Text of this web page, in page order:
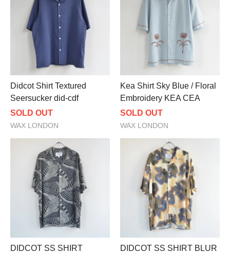
Didcot Shirt Textured
Seersucker did-cdf
SOLD OUT
WAX LONDON
Kea Shirt Sky Blue / Floral
Embroidery KEA CEA
SOLD OUT
WAX LONDON
DIDCOT SS SHIRT
DIDCOT SS SHIRT BLUR